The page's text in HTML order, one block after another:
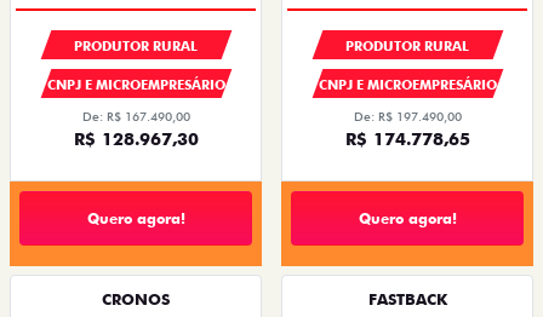
PRODUTOR RURAL
CNPJ E MICROEMPRESÁRIO
De: R$ 167.490,00
R$ 128.967,30
Quero agora!
PRODUTOR RURAL
CNPJ E MICROEMPRESÁRIO
De: R$ 197.490,00
R$ 174.778,65
Quero agora!
CRONOS FASTBACK